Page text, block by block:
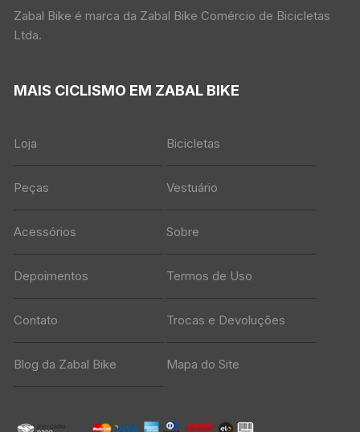
Zabal Bike é marca da Zabal Bike Comércio de Bicicletas
Ltda.
MAIS CICLISMO EM ZABAL BIKE
Loja Bicicletas
Peças Vestuário
Acessórios Sobre
Depoimentos Termos de Uso
Contato Trocas e Devoluções
Blog da Zabal Bike Mapa do Site